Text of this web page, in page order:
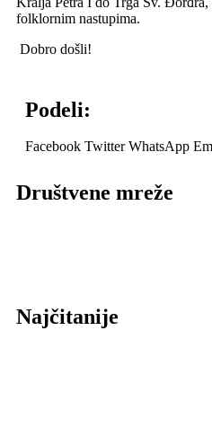
folklornim nastupima.
Dobro došli!
Podeli:
Facebook Twitter WhatsApp
Društvene mreže
Najčitanije